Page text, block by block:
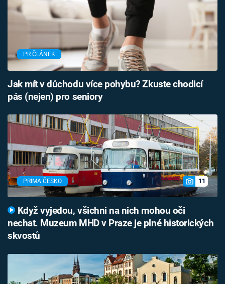
PR ČLÁNEK
Jak mít v důchodu více pohybu? Zkuste chodicí
pás (nejen) pro seniory
PRIMA ČESKO 11
Když vyjedou, všichni na nich mohou oči
nechat. Muzeum MHD v Praze je plné historických
skvostů